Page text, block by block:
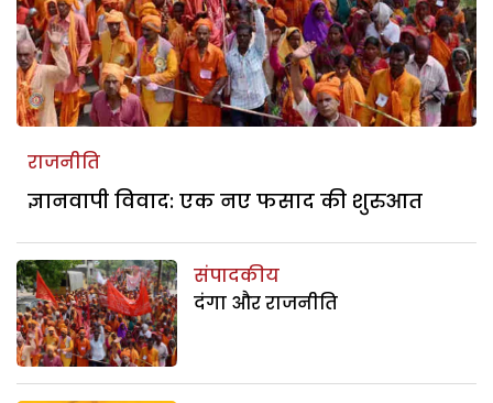
राजनीति
ज्ञानवापी विवाद: एक नए फसाद की शुरुआत
संपादकीय
दंगा और राजनीति